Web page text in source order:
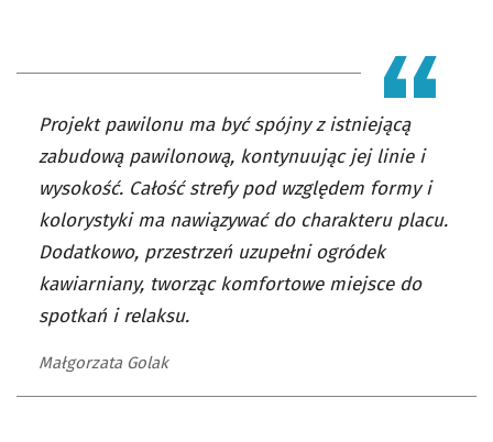
Projekt pawilonu ma być spójny z istniejącą
zabudową pawilonową, kontynuując jej linie i
wysokość. Całość strefy pod względem formy i
kolorystyki ma nawiązywać do charakteru placu.
Dodatkowo, przestrzeń uzupełni ogródek
kawiarniany, tworząc komfortowe miejsce do
spotkań i relaksu.
Małgorzata Golak